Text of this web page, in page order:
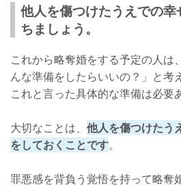
他人を傷つけたうえでの
ちましょう。
これから略奪婚をする予定の人は
んな準備をしたらいいの？」と考
これと言った具体的な準備は必要
大切なことは、 他人を傷つけたう
をしておくことです。
罪悪感を背負う覚悟を持って略奪